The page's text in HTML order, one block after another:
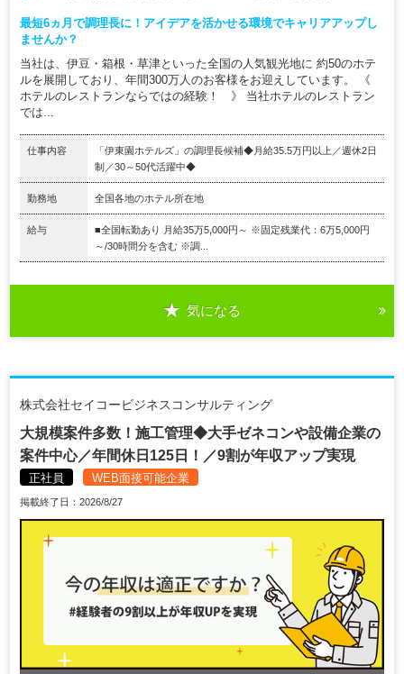
最短6ヵ月で調理長に！アイデアを活かせる環境でキャリアアップし
ませんか？
当社は、伊豆・箱根・草津といった全国の人気観光地に 約50のホテ
ルを展開しており、年間300万人のお客様をお迎えしています。 《
ホテルのレストランならではの経験！ 》 当社ホテルのレストラン
では...
仕事内容
「伊東園ホテルズ」の調理長候補◆月給35.5万円以上／週休2日
制／30～50代活躍中◆
勤務地 全国各地のホテル所在地
給与
■全国転勤あり 月給35万5,000円～ ※固定残業代：6万5,000円
～/30時間分を含む ※調...
気になる
株式会社セイコービジネスコンサルティング
大規模案件多数！施工管理◆大手ゼネコンや設備企業の
案件中心／年間休日125日！／9割が年収アップ実現
正社員 WEB面接可能企業
掲載終了日：2026/8/27